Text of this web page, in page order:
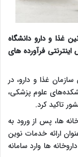
غذا و دارو دانشگاه
فرآورده های
غذا و دارو، در
علوم پزشکی،
تاکید کرد.
ها، پس از ورود به
ارائه خدمات نوین
ها وارد سامانه